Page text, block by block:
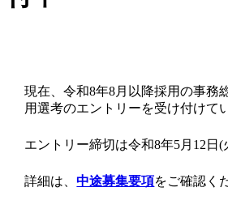
現在、令和8年8月以降採用の事務
用選考のエントリーを受け付けて
エントリー締切は令和8年5月12日(
詳細は、中途募集要項をご確認く